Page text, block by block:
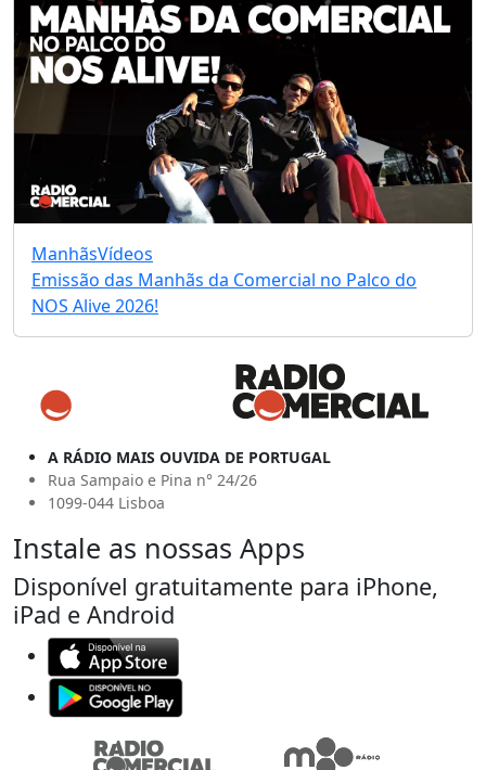
ManhãsVídeos
Emissão das Manhãs da Comercial no Palco do
NOS Alive 2026!
A RÁDIO MAIS OUVIDA DE PORTUGAL
Rua Sampaio e Pina n° 24/26
1099-044 Lisboa
Instale as nossas Apps
Disponível gratuitamente para iPhone,
iPad e Android